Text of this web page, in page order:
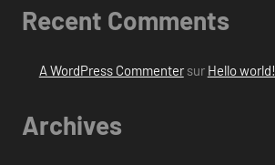
Recent Comments
A WordPress Commentersur Hello world!
Archives